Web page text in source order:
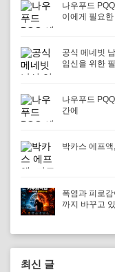
나우푸드
이에게 필요한
공식 메네빗
임신을 위한
나우푸드
간에
박카스 에프
폭염과 피로
까지 바꾸고
최신 글